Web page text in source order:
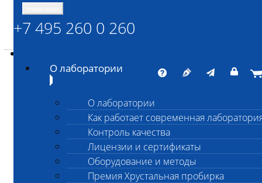
ШАНС БИО
Независимая ветеринарная лаборатория
+7 495 260 0 260
О лаборатории
О лаборатории
Как работает современная
Контроль качества
Лицензии и сертификаты
Оборудование и методы
Премия Хрустальная пробирка